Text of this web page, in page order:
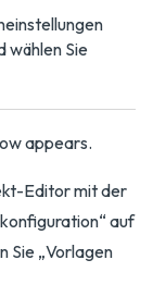
wählen Sie
appears.
Editor mit der
auf
Sie „Vorlagen